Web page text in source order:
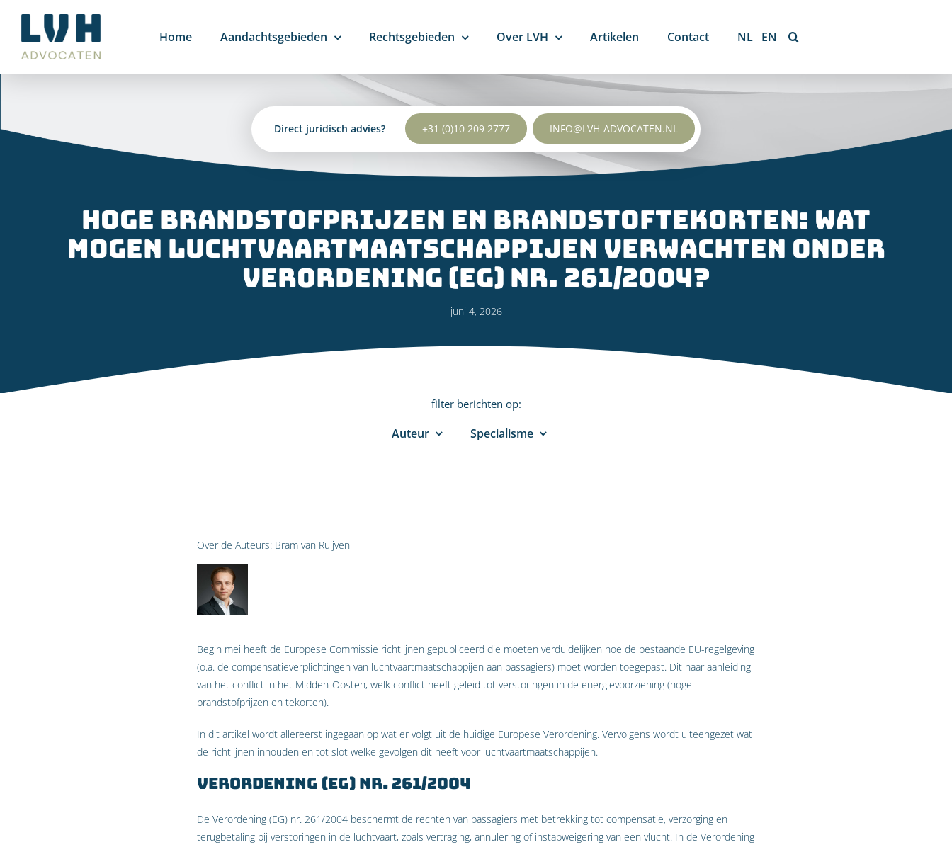
inhoud
Direct juridisch advies? +31 (0)10 209 2777 INFO@LVH-ADVOCATEN.NL
Home Aandachtsgebieden Rechtsgebieden Over LVH Artikelen Contact NL EN
Hoge brandstofprijzen en brandstoftekorten: wat
mogen luchtvaartmaatschappijen verwachten onder
Verordening (EG) nr. 261/2004?
juni 4, 2026
filter berichten op:
Auteur Specialisme
Over de Auteurs: Bram van Ruijven
Begin mei heeft de Europese Commissie richtlijnen gepubliceerd die moeten verduidelijken hoe de bestaande EU-regelgeving
(o.a. de compensatieverplichtingen van luchtvaartmaatschappijen aan passagiers) moet worden toegepast. Dit naar aanleiding
van het conflict in het Midden-Oosten, welk conflict heeft geleid tot verstoringen in de energievoorziening (hoge
brandstofprijzen en tekorten).
In dit artikel wordt allereerst ingegaan op wat er volgt uit de huidige Europese Verordening. Vervolgens wordt uiteengezet wat
de richtlijnen inhouden en tot slot welke gevolgen dit heeft voor luchtvaartmaatschappijen.
Verordening (EG) nr. 261/2004
De Verordening (EG) nr. 261/2004 beschermt de rechten van passagiers met betrekking tot compensatie, verzorging en
terugbetaling bij verstoringen in de luchtvaart, zoals vertraging, annulering of instapweigering van een vlucht. In de Verordening